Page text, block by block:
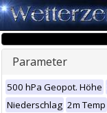
Parameter
500 hPa Geopot. Höhe
Niederschlag 2m Temp